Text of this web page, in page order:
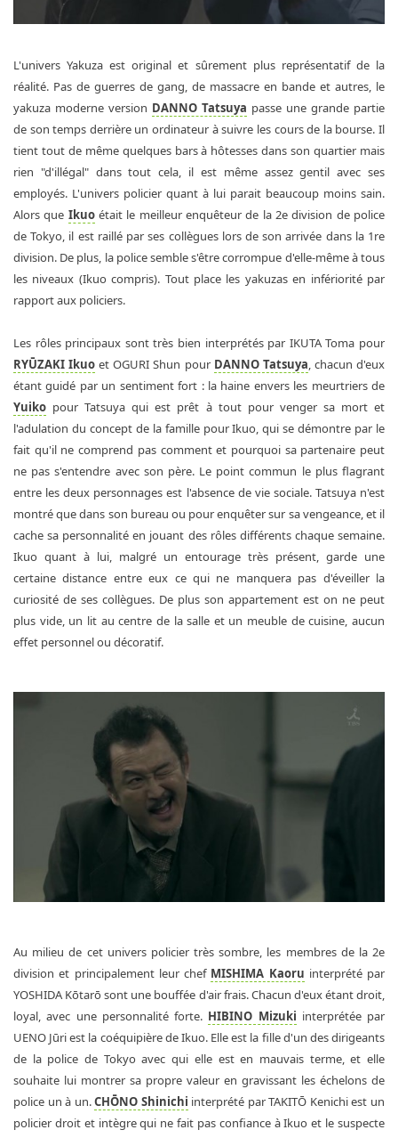
L'univers Yakuza est original et sûrement plus représentatif de la
réalité. Pas de guerres de gang, de massacre en bande et autres, le
yakuza moderne version DANNO Tatsuya passe une grande partie
de son temps derrière un ordinateur à suivre les cours de la bourse. Il
tient tout de même quelques bars à hôtesses dans son quartier mais
rien "d'illégal" dans tout cela, il est même assez gentil avec ses
employés. L'univers policier quant à lui parait beaucoup moins sain.
Alors que Ikuoétait le meilleur enquêteur de la 2e division de police
de Tokyo, il est raillé par ses collègues lors de son arrivée dans la 1re
division. De plus, la police semble s'être corrompue d'elle-même à tous
les niveaux (Ikuo compris). Tout place les yakuzas en infériorité par
rapport aux policiers.
Les rôles principaux sont très bien interprétés par IKUTA Toma pour
RYŪZAKI Ikuo et OGURI Shun pour DANNO Tatsuya, chacun d'eux
étant guidé par un sentiment fort : la haine envers les meurtriers de
Yuiko pour Tatsuya qui est prêt à tout pour venger sa mort et
l'adulation du concept de la famille pour Ikuo, qui se démontre par le
fait qu'il ne comprend pas comment et pourquoi sa partenaire peut
ne pas s'entendre avec son père. Le point commun le plus flagrant
entre les deux personnages est l'absence de vie sociale. Tatsuya n'est
montré que dans son bureau ou pour enquêter sur sa vengeance, et il
cache sa personnalité en jouant des rôles différents chaque semaine.
Ikuo quant à lui, malgré un entourage très présent, garde une
certaine distance entre eux ce qui ne manquera pas d'éveiller la
curiosité de ses collègues. De plus son appartement est on ne peut
plus vide, un lit au centre de la salle et un meuble de cuisine, aucun
effet personnel ou décoratif.
Au milieu de cet univers policier très sombre, les membres de la 2e
division et principalement leur chef MISHIMA Kaoru interprété par
YOSHIDA Kōtarō sont une bouffée d'air frais. Chacun d'eux étant droit,
loyal, avec une personnalité forte. HIBINO Mizuki interprétée par
UENO Jūri est la coéquipière de Ikuo. Elle est la fille d'un des dirigeants
de la police de Tokyo avec qui elle est en mauvais terme, et elle
souhaite lui montrer sa propre valeur en gravissant les échelons de
police un à un.CHŌNO Shinichi interprété par TAKITŌ Kenichi est un
policier droit et intègre qui ne fait pas confiance à Ikuo et le suspecte